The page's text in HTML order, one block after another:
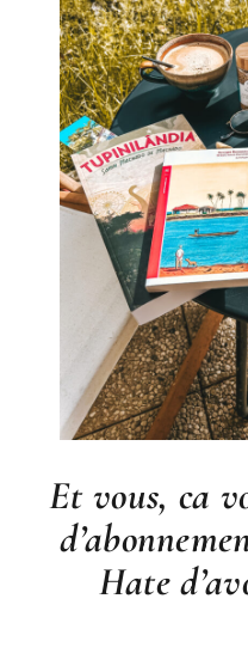
Et vous, ca
Hate